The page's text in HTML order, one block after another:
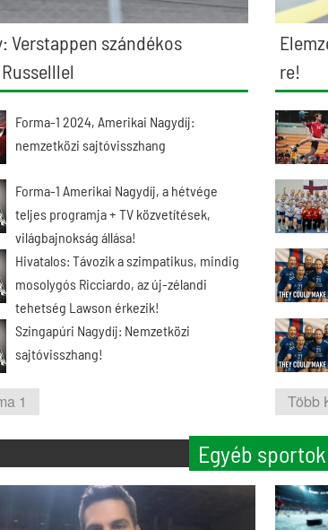
Verstappen szándékos
Forma-1 2024, Amerikai Nagydíj:
nemzetközi sajtóvisszhang
Forma-1 Amerikai Nagydíj, a hétvége
teljes programja + TV közvetítések,
világbajnokság állása!
Hivatalos: Távozik a szimpatikus, mindig
mosolygós Ricciardo, az új-zélandi
tehetség Lawson érkezik!
Szingapúri Nagydíj: Nemzetközi
sajtóvisszhang!
1
re!
Több
Egyéb sportok